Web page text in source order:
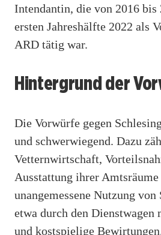
Intendantin, die von 2016 bis
ersten Jahreshälfte 2022 als
ARD tätig war.
Hintergrund der
Die Vorwürfe gegen
und schwerwiegend. Dazu
Vetternwirtschaft,
Ausstattung ihrer
unangemessene Nutzung von
etwa durch den Dienstwagen
und kostspielige